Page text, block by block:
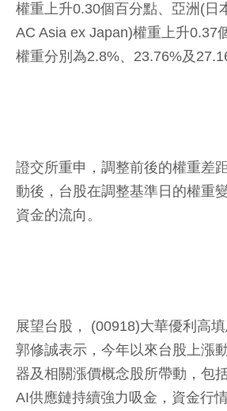
權重上升0.30個百分點、亞洲(日
AC Asia ex Japan)權重上升0.37
權重分別為2.8%、23.76%及
證交所重申，調整前後的權重差
動後，台股在調整基準日的權重
資金的流向。
展望台股， (00918)大華優利高
郭修誠表示，今年以來台股上漲
器及相關漲價概念股所帶動，包
AI供應鏈持續強力吸金，資金行